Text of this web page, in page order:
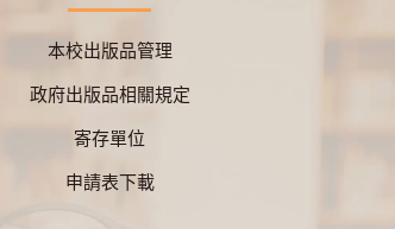
本校出版品管理
政府出版品相關規定
寄存單位
申請表下載